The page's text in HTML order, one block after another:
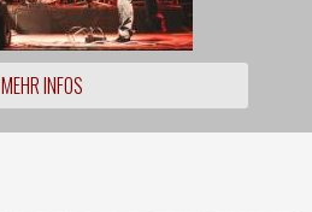
MEHR INFOS